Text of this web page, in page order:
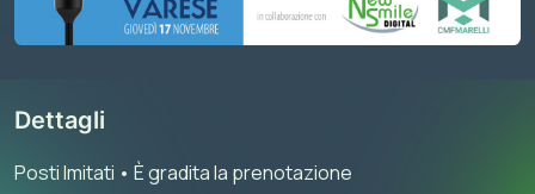
Dettagli
Posti lmitati • È gradita la prenotazione